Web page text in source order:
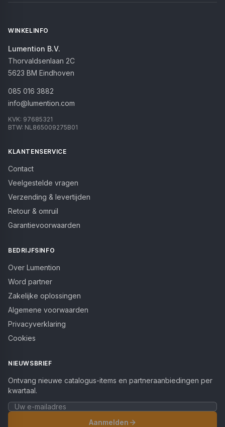
WINKELINFO
Lumention B.V.
Thorvaldsenlaan 2C
5623 BM Eindhoven
085 016 3882
info@lumention.com
KVK: 97685321
BTW: NL865009275B01
KLANTENSERVICE
Contact
Veelgestelde vragen
Verzending & levertijden
Retour & omruil
Garantievoorwaarden
BEDRIJFSINFO
Over Lumention
Word partner
Zakelijke oplossingen
Algemene voorwaarden
Privacyverklaring
Cookies
NIEUWSBRIEF
Ontvang nieuwe catalogus-items en partneraanbiedingen per
kwartaal.
Aanmelden